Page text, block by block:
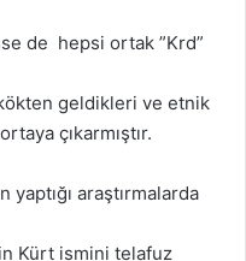
de hepsi ortak ”Krd”
geldikleri ve etnik
çıkarmıştır.
yaptığı araştırmalarda
Kürt ismini telafuz